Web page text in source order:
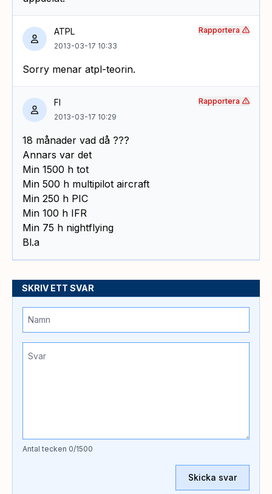
ATPL
2013-03-17 10:33
Sorry menar atpl-teorin.
Rapportera
FI
2013-03-17 10:29
18 månader vad då ???
Annars var det
Min 1500 h tot
Min 500 h multipilot aircraft
Min 250 h PIC
Min 100 h IFR
Min 75 h nightflying
Bl.a
Rapportera
SKRIV ETT SVAR
Antal tecken 0/1500
Skicka svar